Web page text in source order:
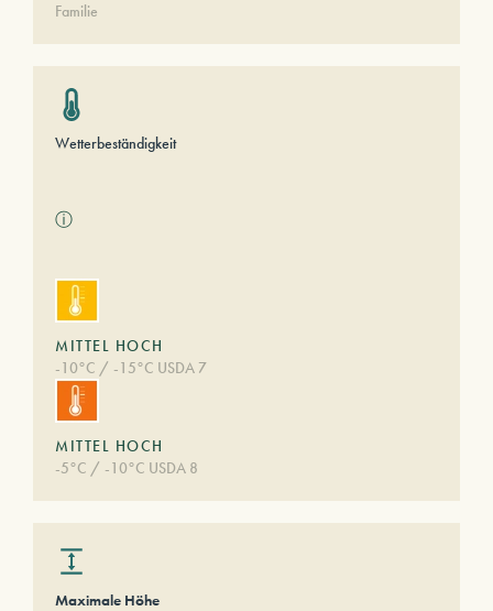
Familie
Wetterbeständigkeit
ⓘ
MITTEL HOCH
-10°C / -15°C USDA 7
MITTEL HOCH
-5°C / -10°C USDA 8
Maximale Höhe